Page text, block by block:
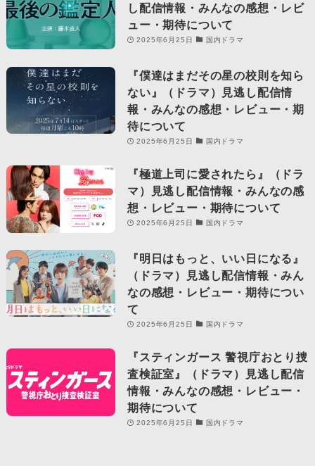
し配信情報・みんなの感想・レビ
ュー・期待について
2025年6月25日 国内ドラマ
『僕達はまだその星の校則を知ら
ない』（ドラマ）見逃し配信情
報・みんなの感想・レビュー・期
待について
2025年6月25日 国内ドラマ
『極道上司に愛されたら』（ドラ
マ）見逃し配信情報・みんなの感
想・レビュー・期待について
2025年6月25日 国内ドラマ
『明日はもっと、いい日になる』
（ドラマ）見逃し配信情報・みん
なの感想・レビュー・期待につい
て
2025年6月25日 国内ドラマ
『スティンガース 警視庁おとり捜
査検証室』（ドラマ）見逃し配信
情報・みんなの感想・レビュー・
期待について
2025年6月25日 国内ドラマ